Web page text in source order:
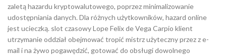
zaletą hazardu kryptowalutowego, poprzez minimalizowanie
udostępniania danych. Dla różnych użytkowników, hazard online
jest ucieczką. slot czasowy Lope Felix de Vega Carpio klient
utrzymanie oddział obejmować tropić mistrz użyteczny przez z e-
mail i na żywo pogawędzić, gotować do obsługi dowolnego